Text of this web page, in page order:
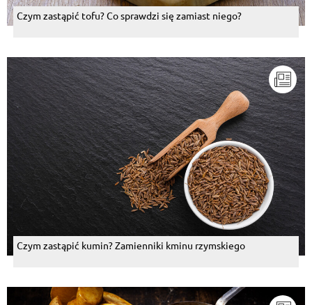
Czym zastąpić tofu? Co sprawdzi się zamiast niego?
Czym zastąpić kumin? Zamienniki kminu rzymskiego